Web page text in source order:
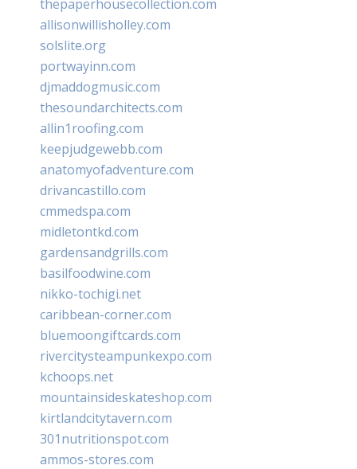
thepaperhousecollection.com
allisonwillisholley.com
solslite.org
portwayinn.com
djmaddogmusic.com
thesoundarchitects.com
allin1roofing.com
keepjudgewebb.com
anatomyofadventure.com
drivancastillo.com
cmmedspa.com
midletontkd.com
gardensandgrills.com
basilfoodwine.com
nikko-tochigi.net
caribbean-corner.com
bluemoongiftcards.com
rivercitysteampunkexpo.com
kchoops.net
mountainsideskateshop.com
kirtlandcitytavern.com
301nutritionspot.com
ammos-stores.com